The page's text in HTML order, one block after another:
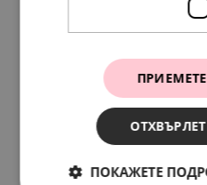
Pandora ME Талисман
висулка Силата на
48.90
25. €
ПОКАЖЕТЕ